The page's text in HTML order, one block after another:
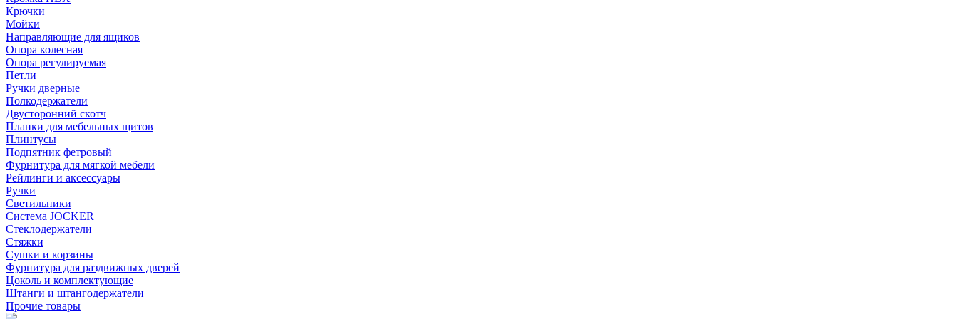
Крючки
Мойки
Направляющие для ящиков
Опора колесная
Опора регулируемая
Петли
Ручки дверные
Полкодержатели
Двусторонний скотч
Планки для мебельных щитов
Плинтусы
Подпятник фетровый
Фурнитура для мягкой мебели
Рейлинги и аксессуары
Ручки
Светильники
Система JOCKER
Стеклодержатели
Стяжки
Сушки и корзины
Фурнитура для раздвижных дверей
Цоколь и комплектующие
Штанги и штангодержатели
Прочие товары